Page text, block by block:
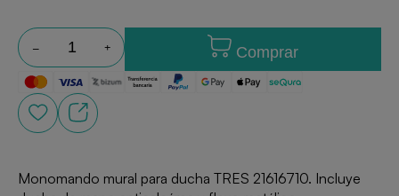
Comprar
Monomando mural para ducha TRES 21616710. Incluye